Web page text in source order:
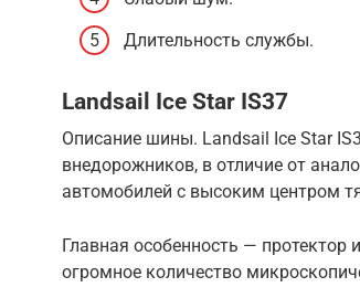
Длительность службы.
Landsail Ice Star IS37
Описание шины. Landsail Ice Star
внедорожников, в отличие от
автомобилей с высоким центром
Главная особенность — протектор
огромное количество